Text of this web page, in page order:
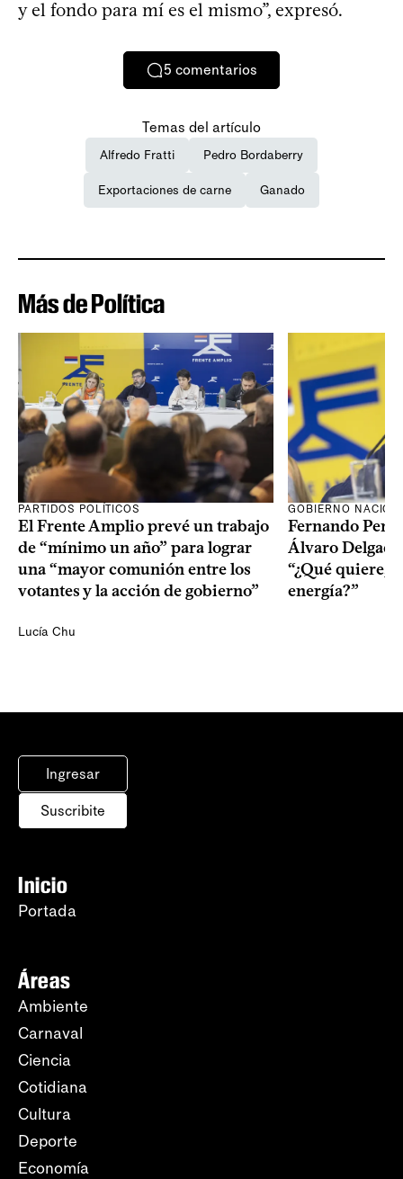
y el fondo para mí es el mismo”, expresó.
5 comentarios
Temas del artículo
Alfredo Fratti Pedro Bordaberry
Exportaciones de carne Ganado
Más de Política
PARTIDOS POLÍTICOS
El Frente Amplio prevé un trabajo
de “mínimo un año” para lograr
una “mayor comunión entre los
votantes y la acción de gobierno”
Lucía Chu
GOBIERNO
Fernando
Álvaro
“¿Qué quiere,
energía?”
Ingresar
Suscribite
Inicio
Portada
Áreas
Ambiente
Carnaval
Ciencia
Cotidiana
Cultura
Deporte
Economía